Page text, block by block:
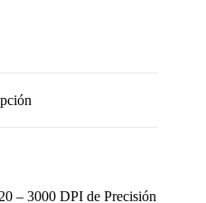
– 3000 DPI de Precisión